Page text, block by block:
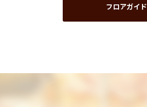
フロアガイド